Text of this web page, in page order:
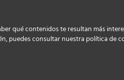
qué contenidos te resultan más
puedes consultar nuestra política de